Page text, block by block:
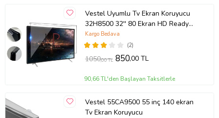
Vestel Uyumlu Tv Ekran Koruyucu
32H8500 32'' 80 Ekran HD Ready
TV
(2)
Kargo Bedava
1050,00 TL 850,00 TL
90,66 TL'den Başlayan Taksitlerle
Vestel 55CA9500 55 inç 140 ekran
Tv Ekran Koruyucu